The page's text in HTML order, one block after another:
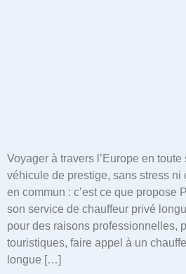
Voyager à travers l’Europe en
véhicule de prestige, sans stress ni
en commun : c’est ce que propose
son service de chauffeur privé
pour des raisons professionnelles,
touristiques, faire appel à un
longue […]